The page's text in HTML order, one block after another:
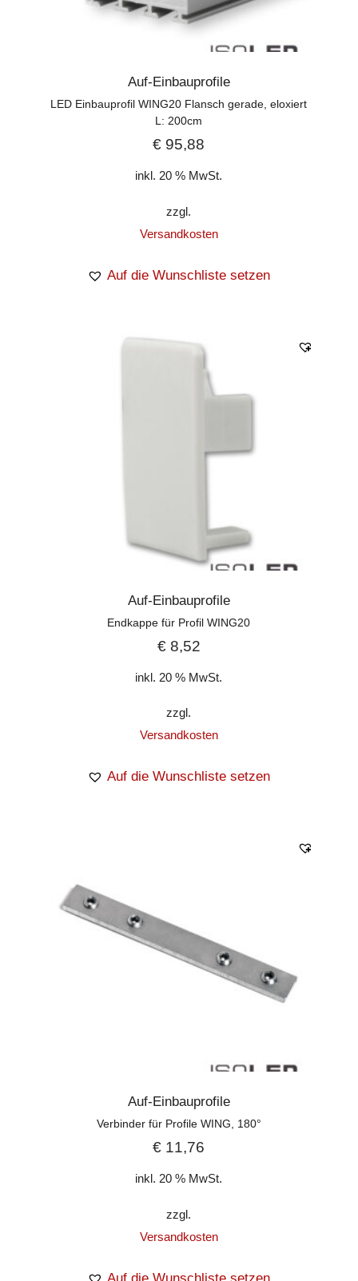
Auf-Einbauprofile
LED Einbauprofil WING20 Flansch gerade, eloxiert
L: 200cm
€ 95,88
inkl. 20 % MwSt.
zzgl.
Versandkosten
Auf die Wunschliste setzen
Auf-Einbauprofile
Endkappe für Profil WING20
€8,52
inkl. 20 % MwSt.
zzgl.
Versandkosten
Auf die Wunschliste setzen
Auf-Einbauprofile
Verbinder für Profile WING, 180°
€ 11,76
inkl. 20 % MwSt.
zzgl.
Versandkosten